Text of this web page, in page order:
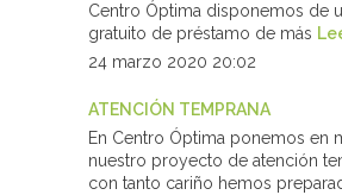
Centro Óptima disponemos de
gratuito de préstamo de más
24 marzo 2020 20:02
ATENCIÓN TEMPRANA
En Centro Óptima ponemos en
nuestro proyecto de atención
con tanto cariño hemos